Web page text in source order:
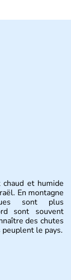
et humide
En montagne
sont plus
sont souvent
des chutes
le pays.
Méditerranée,